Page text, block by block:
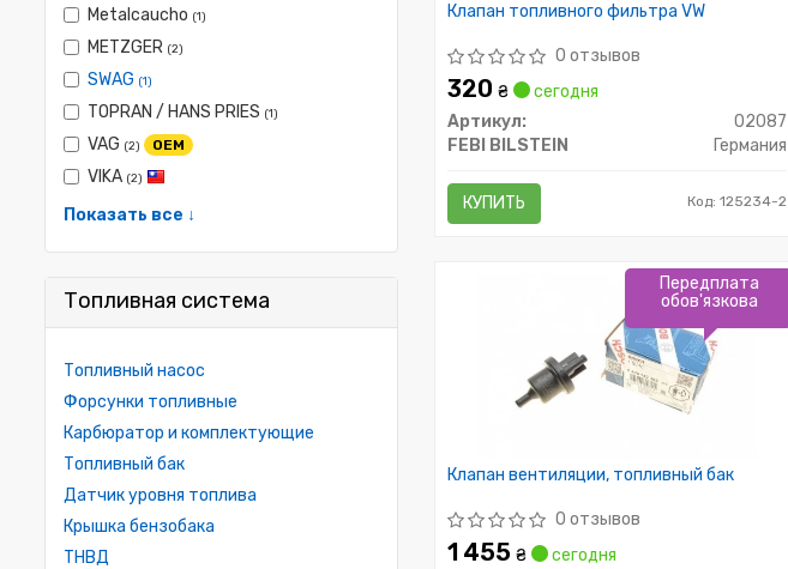
Metalcaucho (1)
METZGER (2)
SWAG (1)
TOPRAN / HANS PRIES (1)
VAG (2) OEM
VIKA (2)
Показать все ↓
Топливная система
Топливный насос
Форсунки топливные
Карбюратор и комплектующие
Топливный бак
Датчик уровня топлива
Крышка бензобака
ТНВД
Клапан топливного фильтра VW
0 отзывов
320 ₴
сегодня
Артикул:
02087
FEBI BILSTEIN
Германия
КУПИТЬ Код: 125234-2
Клапан вентиляции, топливный бак
0 отзывов
1 455 ₴
сегодня
Передплата
обов'язкова